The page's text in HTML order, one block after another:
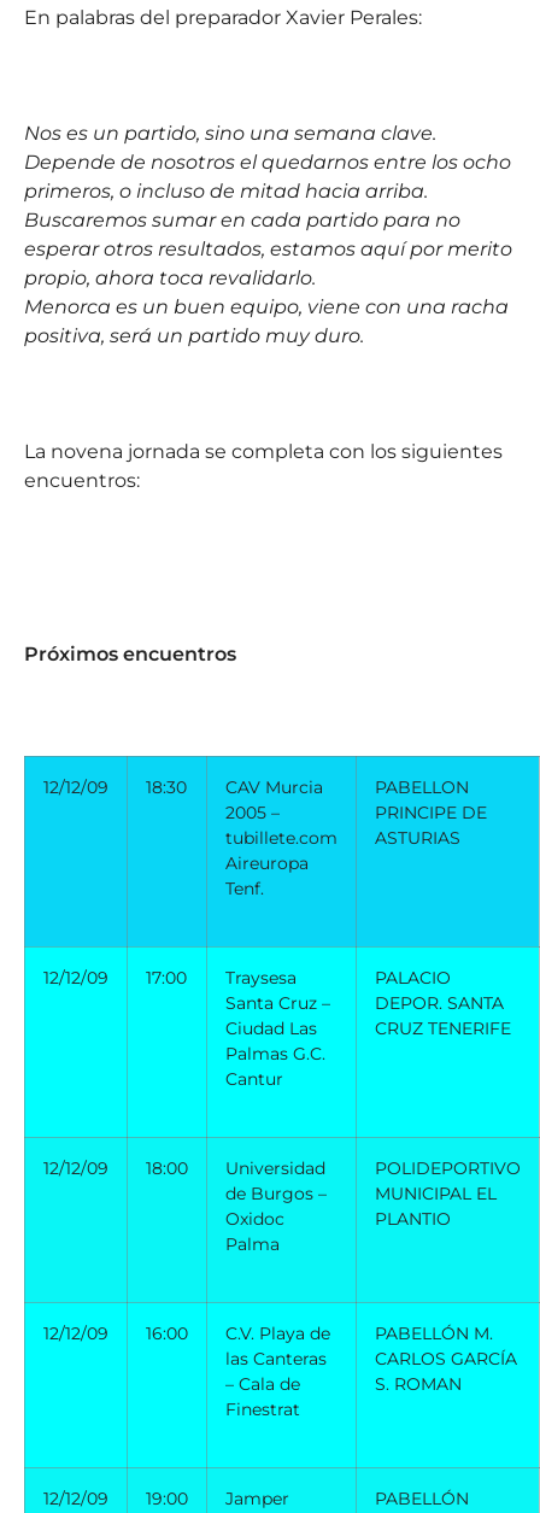
En palabras del preparador Xavier Perales:
Nos es un partido, sino una semana clave.
Depende de nosotros el quedarnos entre los ocho
primeros, o incluso de mitad hacia arriba.
Buscaremos sumar en cada partido para no
esperar otros resultados, estamos aquí por merito
propio, ahora toca revalidarlo.
Menorca es un buen equipo, viene con una racha
positiva, será un partido muy duro.
La novena jornada se completa con los siguientes
encuentros:
Próximos encuentros
12/12/09 18:30
CAV Murcia
2005 –
tubillete.com
Aireuropa
Tenf.
PABELLON
PRINCIPE DE
ASTURIAS
12/12/09 17:00
Traysesa
Santa Cruz –
Ciudad Las
Palmas G.C.
Cantur
PALACIO
DEPOR. SANTA
CRUZ TENERIFE
12/12/09 18:00
Universidad
de Burgos –
Oxidoc
Palma
POLIDEPORTIVO
MUNICIPAL EL
PLANTIO
12/12/09 16:00
C.V. Playa de
las Canteras
– Cala de
Finestrat
PABELLÓN M.
CARLOS GARCÍA
S. ROMAN
12/12/09 19:00 Jamper PABELLÓN